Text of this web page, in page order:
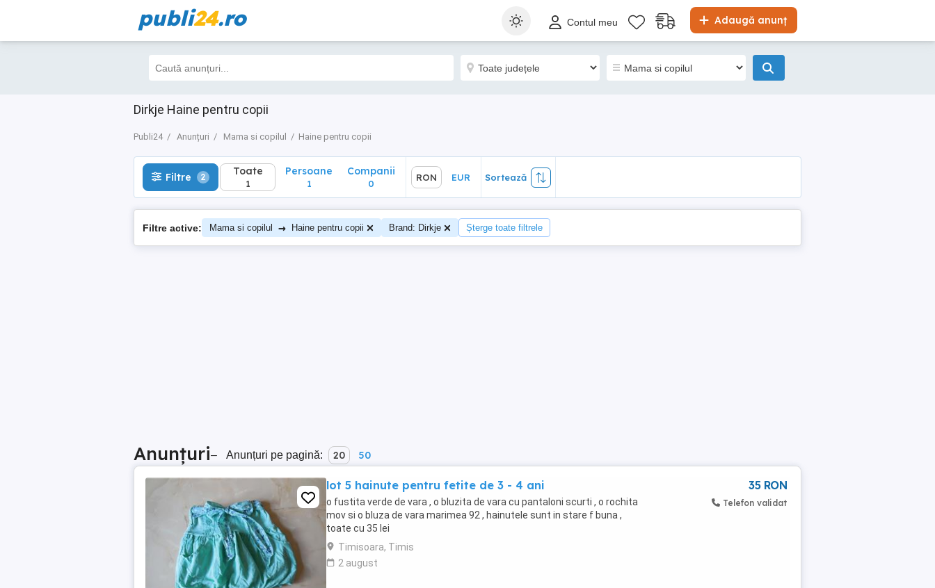
publi24.ro Adaugă anunț
Contul meu
Dirkje Haine pentru copii
Publi24 Anunțuri Mama si copilul Haine pentru copii
Filtre 2 Toate
1
Sortează
Filtre 2 Toate
1
Persoane
1
Companii
0
RON EUR Sortează
Filtre active: Mama si copilul → Haine pentru copii Brand: Dirkje Șterge toate filtrele
Anunțuri– Anunțuri pe pagină: 20 50
lot 5 hainute pentru fetite de 3 - 4 ani
o fustita verde de vara , o bluzita de vara cu pantaloni scurti , o rochita
mov si o bluza de vara marimea 92 , hainutele sunt in stare f buna ,
toate cu 35 lei
Timisoara, Timis
2 august
35 RON
Telefon validat